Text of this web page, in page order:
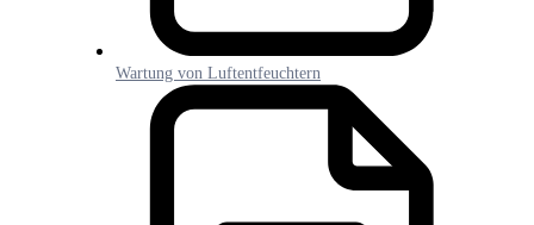
Wartung von Luftentfeuchtern